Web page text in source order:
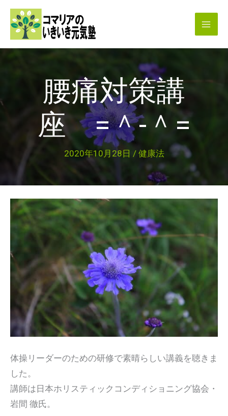
プ
腰痛対策講
座 =＾-＾=
2020年10月28日 / 健康法
体操リーダーのための研修で素晴らしい講義を聴きま
した。
講師は日本ホリスティックコンディショニング協会・
岩間 徹氏。